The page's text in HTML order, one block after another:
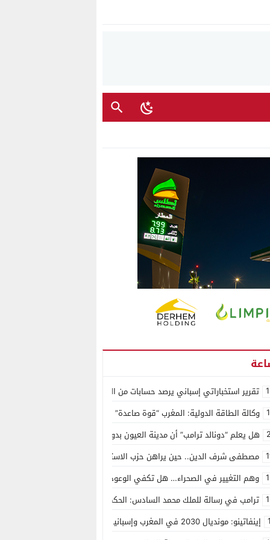
تقرير استخباراتي إسباني يرصد حسابات من الجزائر وأرقاما بـ”213+” ضمن حملة رقمية منظمة حرّضت على اقتحام سبتة
وكالة الطاقة الدولية: المغرب “قوة صاعدة” في سوق المعادن الاستراتيجية
هل يعلم “دونالد ترامب” أن مدينة العيون بدون ماء؟
مصطفى شرف الدين.. حين يراهن حزب الاستقلال على الكفاءة ويمنح الشباب
وهم التغيير في الصحراء… هل تكفي الوعود الفارغة لصناعة الواقع؟
ترامب في رسالة للملك محمد السادس: الحكم الذاتي هو الأساس الوحيد لحل
إينفاتينو: مونديال 2030 في المغرب وإسبانيا والبرتغال سيكون “الأجمل في التاريخ”